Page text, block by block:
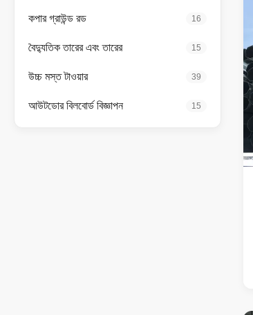
কপার গ্রাউন্ড রড 16
বৈদ্যুতিক তারের এবং তারের 15
উচ্চ মস্ত টাওয়ার 39
আউটডোর বিলবোর্ড বিজ্ঞাপন 15